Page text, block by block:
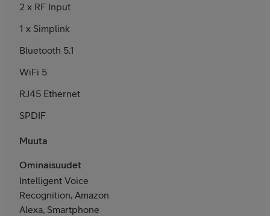
2 x RF Input
1 x Simplink
Bluetooth 5.1
WiFi 5
RJ45 Ethernet
SPDIF
Muuta
Ominaisuudet
Intelligent Voice
Recognition, Amazon
Alexa, Smartphone